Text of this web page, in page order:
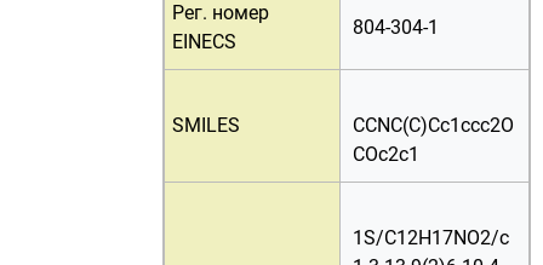
Рег. номер
EINECS
804-304-1
SMILES
CCNC(C)Cc1ccc2O
COc2c1
1S/C12H17NO2/c